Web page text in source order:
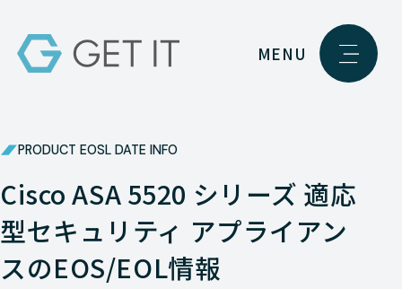
MENU
PRODUCT EOSL DATE INFO
Cisco ASA 5520 シリーズ 適応
型セキュリティ アプライアン
スのEOS/EOL情報